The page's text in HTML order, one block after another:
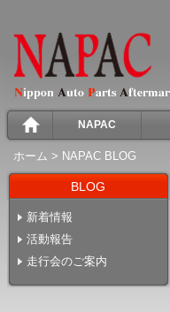
NAPAC
ホーム > NAPAC BLOG
BLOG
新着情報
活動報告
走行会のご案内